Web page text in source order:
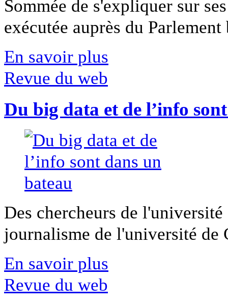
Sommée de s'expliquer sur
exécutée auprès du
En savoir plus
Revue du web
Du big data et de l’info
Des chercheurs de
journalisme de l'université
En savoir plus
Revue du web